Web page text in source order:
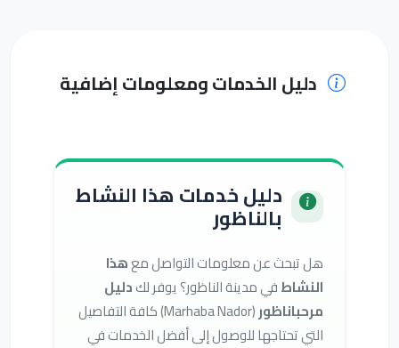
دليل الخدمات ومعلومات إضافية
دليل خدمات هذا النشاط
بالناظور
هل تبحث عن معلومات التواصل معهذا
النشاطفي مدينة الناظور؟ يوفر لكدليل
مرحباناظور
(Marhaba Nador) كافة التفاصيل
التي تحتاجها للوصول إلى أفضل الخدمات في